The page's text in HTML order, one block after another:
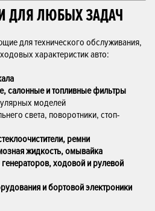
ДЛЯ ЛЮБЫХ ЗАДАЧ
для технического обслуживания,
характеристик авто:
салонные и топливные фильтры
моделей
света, поворотники, стоп-
ремни
жидкость, омывайка
ходовой и рулевой
и бортовой электроники